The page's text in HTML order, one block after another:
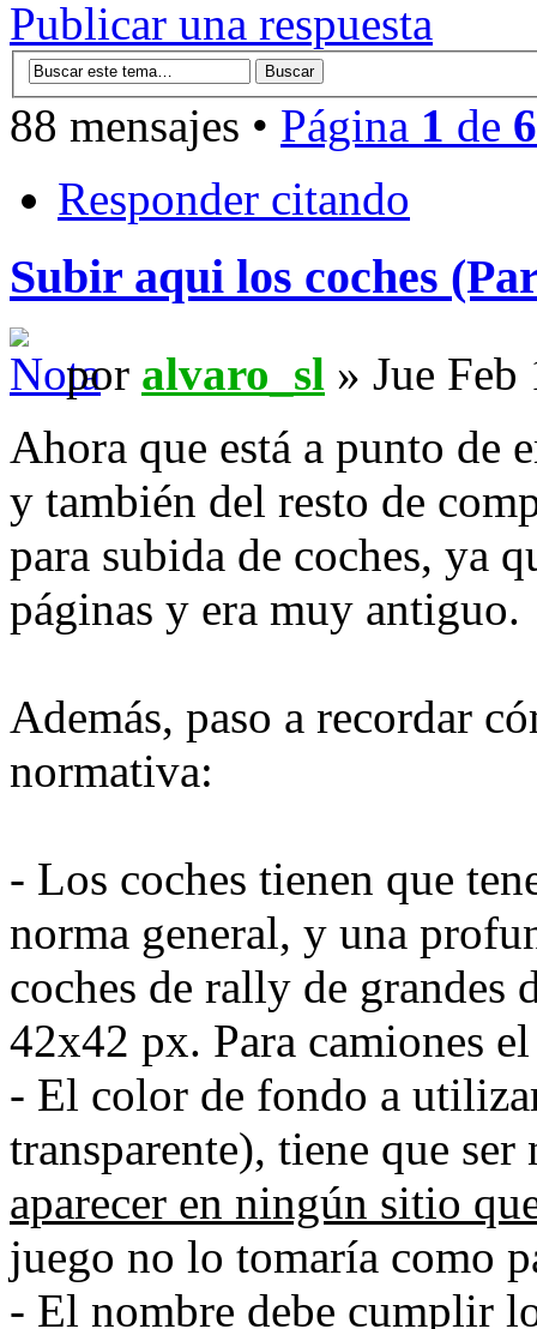
Publicar una respuesta
88 mensajes • Página 1 de 6
Responder citando
Subir aqui los coches
por alvaro_sl » Jue
Ahora que está a punto de
y también del resto de
para subida de coches, ya
páginas y era muy antiguo.
Además, paso a recordar
normativa:
- Los coches tienen que
norma general, y una
coches de rally de grandes
42x42 px. Para camiones
- El color de fondo a
transparente), tiene que
aparecer en ningún sitio
juego no lo tomaría como
- El nombre debe cumplir